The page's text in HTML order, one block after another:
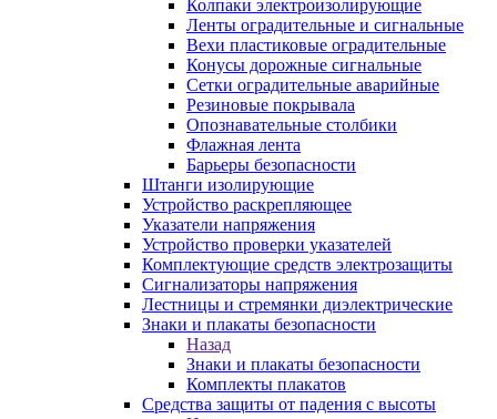
Колпаки электроизолирующие
Ленты оградительные и сигнальные
Вехи пластиковые оградительные
Конусы дорожные сигнальные
Сетки оградительные аварийные
Резиновые покрывала
Опознавательные столбики
Флажная лента
Барьеры безопасности
Штанги изолирующие
Устройство раскрепляющее
Указатели напряжения
Устройство проверки указателей
Комплектующие средств электрозащиты
Сигнализаторы напряжения
Лестницы и стремянки диэлектрические
Знаки и плакаты безопасности
Назад
Знаки и плакаты безопасности
Комплекты плакатов
Средства защиты от падения с высоты